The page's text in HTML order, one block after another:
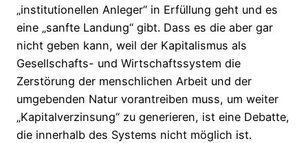
„institutionellen Anleger“ in Erfüllung geht und es
eine „sanfte Landung“ gibt. Dass es die aber gar
nicht geben kann, weil der Kapitalismus als
Gesellschafts- und Wirtschaftssystem die
Zerstörung der menschlichen Arbeit und der
umgebenden Natur vorantreiben muss, um weiter
„Kapitalverzinsung“ zu generieren, ist eine Debatte,
die innerhalb des Systems nicht möglich ist.